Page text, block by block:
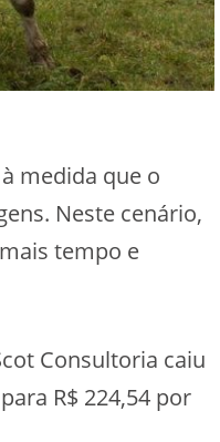
medida que o
Neste cenário,
tempo e
Consultoria caiu
R$ 224,54 por